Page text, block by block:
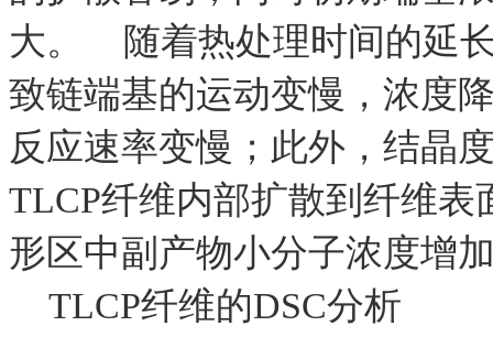
大。 随着热处理时间的延
致链端基的运动变慢，浓度
反应速率变慢；此外，结晶
TLCP纤维内部扩散到纤维
形区中副产物小分子浓度增
TLCP纤维的DSC分析